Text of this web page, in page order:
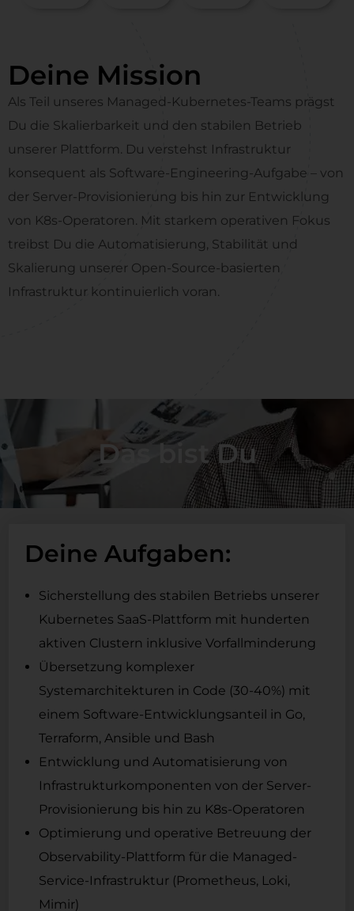
Deine Mission
Als Teil unseres Managed-Kubernetes-Teams prägst
Du die Skalierbarkeit und den stabilen Betrieb
unserer Plattform. Du verstehst Infrastruktur
konsequent als Software-Engineering-Aufgabe – von
der Server-Provisionierung bis hin zur Entwicklung
von K8s-Operatoren. Mit starkem operativen Fokus
treibst Du die Automatisierung, Stabilität und
Skalierung unserer Open-Source-basierten
Infrastruktur kontinuierlich voran.
Das bist Du
Deine Aufgaben:
Sicherstellung des stabilen Betriebs unserer
Kubernetes SaaS-Plattform mit hunderten
aktiven Clustern inklusive Vorfallminderung
Übersetzung komplexer
Systemarchitekturen in Code (30-40%) mit
einem Software-Entwicklungsanteil in Go,
Terraform, Ansible und Bash
Entwicklung und Automatisierung von
Infrastrukturkomponenten von der Server-
Provisionierung bis hin zu K8s-Operatoren
Optimierung und operative Betreuung der
Observability-Plattform für die Managed-
Service-Infrastruktur (Prometheus, Loki,
Mimir)